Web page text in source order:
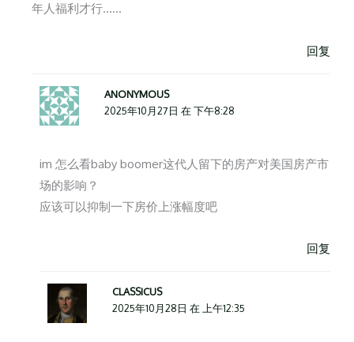
年人福利才行……
回复
ANONYMOUS
2025年10月27日 在 下午8:28
im 怎么看baby boomer这代人留下的房产对美国房产市
场的影响？
应该可以抑制一下房价上涨幅度吧
回复
CLASSICUS
2025年10月28日 在 上午12:35